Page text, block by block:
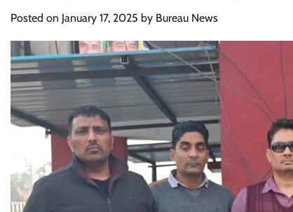
Posted on January 17, 2025 by Bureau News